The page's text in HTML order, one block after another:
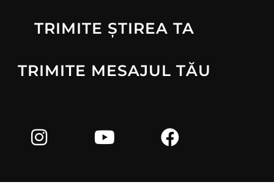
TRIMITE ȘTIREA TA
TRIMITE MESAJUL TĂU